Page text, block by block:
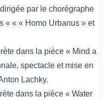
par le chorégraphe
« « « Homo Urbanus » et
dans la pièce « Mind a
spectacle et mise en
Lachky.
dans la pièce « Water